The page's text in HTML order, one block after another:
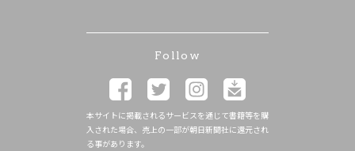
Follow
本サイトに掲載されるサービスを通じて書籍等を購
入された場合、売上の一部が朝日新聞社に還元され
る事があります。